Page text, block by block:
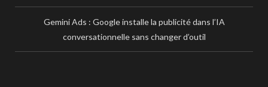
Gemini Ads : Google installe la publicité dans l’IA
conversationnelle sans changer d’outil